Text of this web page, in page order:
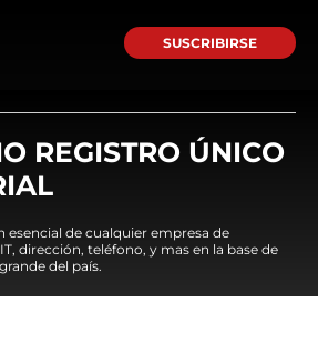
SUSCRIBIRSE
REGISTRO ÚNICO
esencial de cualquier empresa de
dirección, teléfono, y mas en la base de
del país.